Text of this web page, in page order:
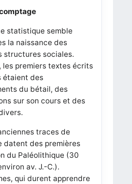
statistique semble
la naissance des
structures sociales.
les premiers textes écrits
étaient des
du bétail, des
sur son cours et des
traces de
datent des premières
du Paléolithique (30
av. J.-C.).
qui durent apprendre